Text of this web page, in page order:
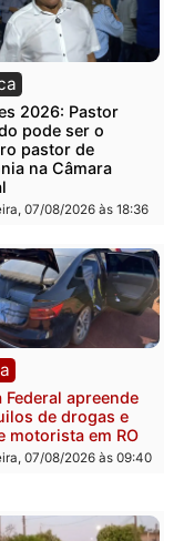
2026: Pastor
pode ser o
pastor de
na Câmara
feira, 07/08/2026 às